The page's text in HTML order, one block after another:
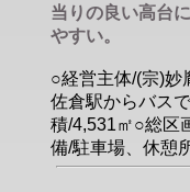
当りの良い高台
やすい。
○経営主体/(宗)妙
佐倉駅からバス
積/4,531㎡○総区
備/駐車場、休憩